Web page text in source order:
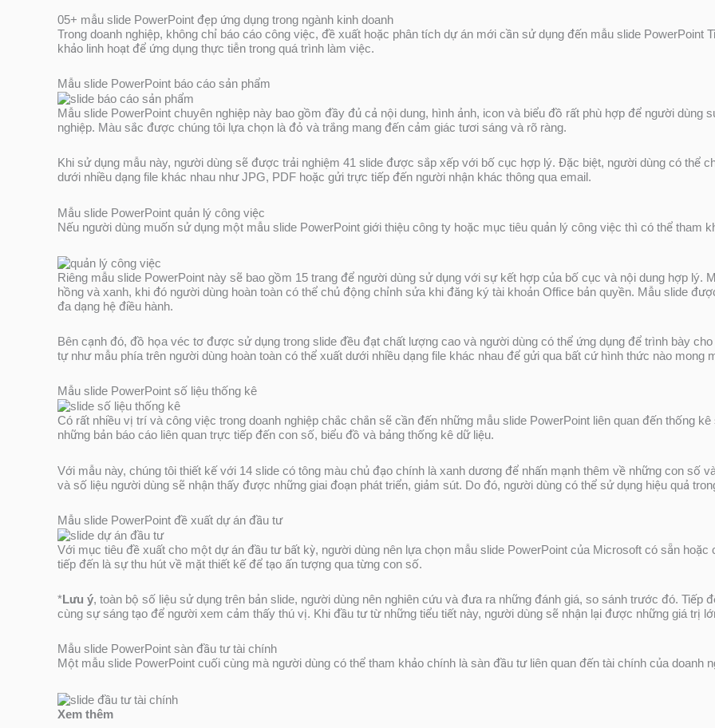
05+ mẫu slide PowerPoint đẹp ứng dụng trong ngành kinh doanh
Trong doanh nghiệp, không chỉ báo cáo công việc, đề xuất hoặc phân tích dự án mới cần sử dụng đến mẫu slide PowerPoint
khảo linh hoạt để ứng dụng thực tiễn trong quá trình làm việc.
Mẫu slide PowerPoint báo cáo sản phẩm
Mẫu slide PowerPoint chuyên nghiệp này bao gồm đầy đủ cả nội dung, hình ảnh, icon và biểu đồ rất phù hợp để người dùng
nghiệp. Màu sắc được chúng tôi lựa chọn là đỏ và trắng mang đến cảm giác tươi sáng và rõ ràng.
Khi sử dụng mẫu này, người dùng sẽ được trải nghiệm 41 slide được sắp xếp với bố cục hợp lý. Đặc biệt, người dùng có thể
dưới nhiều dạng file khác nhau như JPG, PDF hoặc gửi trực tiếp đến người nhận khác thông qua email.
Mẫu slide PowerPoint quản lý công việc
Nếu người dùng muốn sử dụng một mẫu slide PowerPoint giới thiệu công ty hoặc mục tiêu quản lý công việc thì có thể tham
Riêng mẫu slide PowerPoint này sẽ bao gồm 15 trang để người dùng sử dụng với sự kết hợp của bố cục và nội dung hợp lý.
hồng và xanh, khi đó người dùng hoàn toàn có thể chủ động chỉnh sửa khi đăng ký tài khoản Office bản quyền. Mẫu slide
đa dạng hệ điều hành.
Bên cạnh đó, đồ họa véc tơ được sử dụng trong slide đều đạt chất lượng cao và người dùng có thể ứng dụng để trình bày
tự như mẫu phía trên người dùng hoàn toàn có thể xuất dưới nhiều dạng file khác nhau để gửi qua bất cứ hình thức nào mong
Mẫu slide PowerPoint số liệu thống kê
Có rất nhiều vị trí và công việc trong doanh nghiệp chắc chắn sẽ cần đến những mẫu slide PowerPoint liên quan đến thống
những bản báo cáo liên quan trực tiếp đến con số, biểu đồ và bảng thống kê dữ liệu.
Với mẫu này, chúng tôi thiết kế với 14 slide có tông màu chủ đạo chính là xanh dương để nhấn mạnh thêm về những con số
và số liệu người dùng sẽ nhận thấy được những giai đoạn phát triển, giảm sút. Do đó, người dùng có thể sử dụng hiệu quả
Mẫu slide PowerPoint đề xuất dự án đầu tư
Với mục tiêu đề xuất cho một dự án đầu tư bất kỳ, người dùng nên lựa chọn mẫu slide PowerPoint của Microsoft có sẵn
tiếp đến là sự thu hút về mặt thiết kế để tạo ấn tượng qua từng con số.
*Lưu ý, toàn bộ số liệu sử dụng trên bản slide, người dùng nên nghiên cứu và đưa ra những đánh giá, so sánh trước đó. Tiếp
cùng sự sáng tạo để người xem cảm thấy thú vị. Khi đầu tư từ những tiểu tiết này, người dùng sẽ nhận lại được những giá trị
Mẫu slide PowerPoint sàn đầu tư tài chính
Một mẫu slide PowerPoint cuối cùng mà người dùng có thể tham khảo chính là sàn đầu tư liên quan đến tài chính của doanh